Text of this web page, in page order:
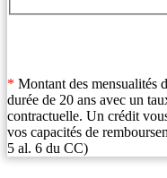
* Montant des mensualités
durée de 20 ans avec un
contractuelle. Un crédit
vos capacités de
5 al. 6 du CC)